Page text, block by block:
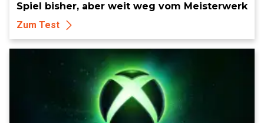
Spiel bisher, aber weit weg vom Meisterwerk
Zum Test